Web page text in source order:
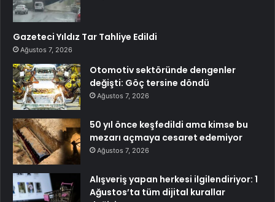
Gazeteci Yıldız Tar Tahliye Edildi
Ağustos 7, 2026
Otomotiv sektöründe dengenler
değişti: Göç tersine döndü
Ağustos 7, 2026
50 yıl önce keşfedildi ama kimse bu
mezarı açmaya cesaret edemiyor
Ağustos 7, 2026
Alışveriş yapan herkesi ilgilendiriyor: 1
Ağustos’ta tüm dijital kurallar